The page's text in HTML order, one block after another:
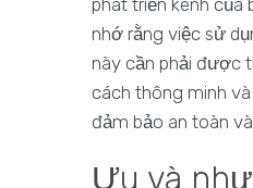
phát triển kênh của
nhớ rằng việc sử
này cần phải được
cách thông minh
đảm bảo an toàn
Ưu và